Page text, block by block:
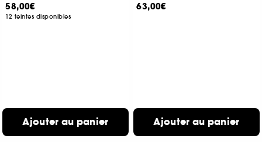
58,00€
12 teintes disponibles
Ajouter au panier
63,00€
Ajouter au panier